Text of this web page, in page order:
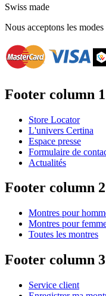
Swiss made
Nous acceptons les
Footer column 1
Store Locator
L'univers Certina
Espace presse
Formulaire de
Actualités
Footer column 2
Montres pour
Montres pour
Toutes les montres
Footer column 3
Service client